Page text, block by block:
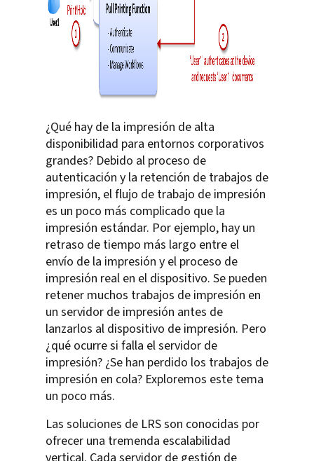
¿Qué hay de la impresión de alta
disponibilidad para entornos corporativos
grandes? Debido al proceso de
autenticación y la retención de trabajos de
impresión, el flujo de trabajo de impresión
es un poco más complicado que la
impresión estándar. Por ejemplo, hay un
retraso de tiempo más largo entre el
envío de la impresión y el proceso de
impresión real en el dispositivo. Se pueden
retener muchos trabajos de impresión en
un servidor de impresión antes de
lanzarlos al dispositivo de impresión. Pero
¿qué ocurre si falla el servidor de
impresión? ¿Se han perdido los trabajos de
impresión en cola? Exploremos este tema
un poco más.
Las soluciones de LRS son conocidas por
ofrecer una tremenda escalabilidad